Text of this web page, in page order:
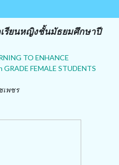
รียนหญิงชั้นมัธยมศึกษาปี
TO ENHANCE
FEMALE STUDENTS
เพชร